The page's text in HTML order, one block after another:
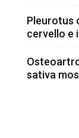
Pleurotus
cervello e
sativa